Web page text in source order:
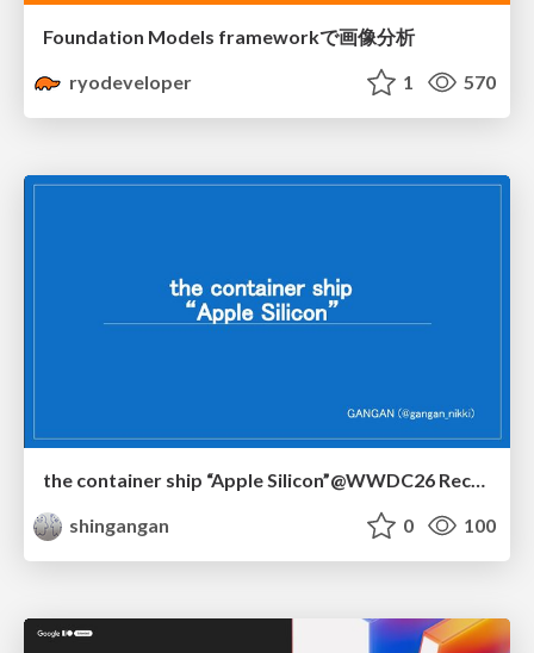
Foundation Models frameworkで画像分析
ryodeveloper
1 570
the container ship “Apple Silicon”@WWDC26 Recap -Japan-\(region).swift
shingangan
0 100